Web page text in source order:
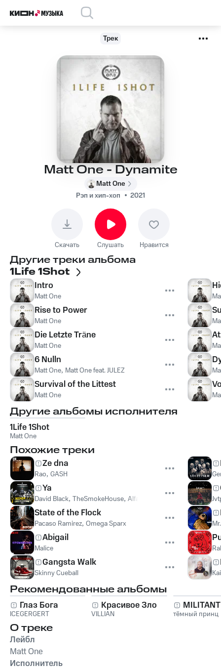
Трек
Matt One - Dynamite
Matt One
Рэп и хип-хоп
2021
Скачать Слушать Нравится
Другие треки альбома
1Life 1Shot
Intro
Matt One
Rise to Power
Matt One
Die Letzte Träne
Matt One
6 Nulln
Matt One, Matt One feat. JULEZ
Survival of the Littest
Matt One
Другие альбомы исполнителя
1Life 1Shot
Matt One
Похожие треки
Ze dna
Rao, GASH
Ya
David Black, TheSmokeHouse, Alfa
State of the Flock
Pacaso Ramirez, Omega Sparx
Abigail
Malice
Gangsta Walk
Skinny Cueball
Рекомендованные альбомы
Глаз Бога
ICEGERGERT
Красивое Зло
VILLIAN тёмный принц
О треке
Лейбл
Matt One
Исполнитель